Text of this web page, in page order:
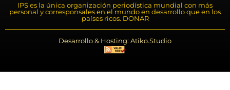
IPS es la única organización periodística mundial con más
personal y corresponsales en el mundo en desarrollo que en los
países ricos. DONAR
Desarrollo & Hosting: Atiko.Studio